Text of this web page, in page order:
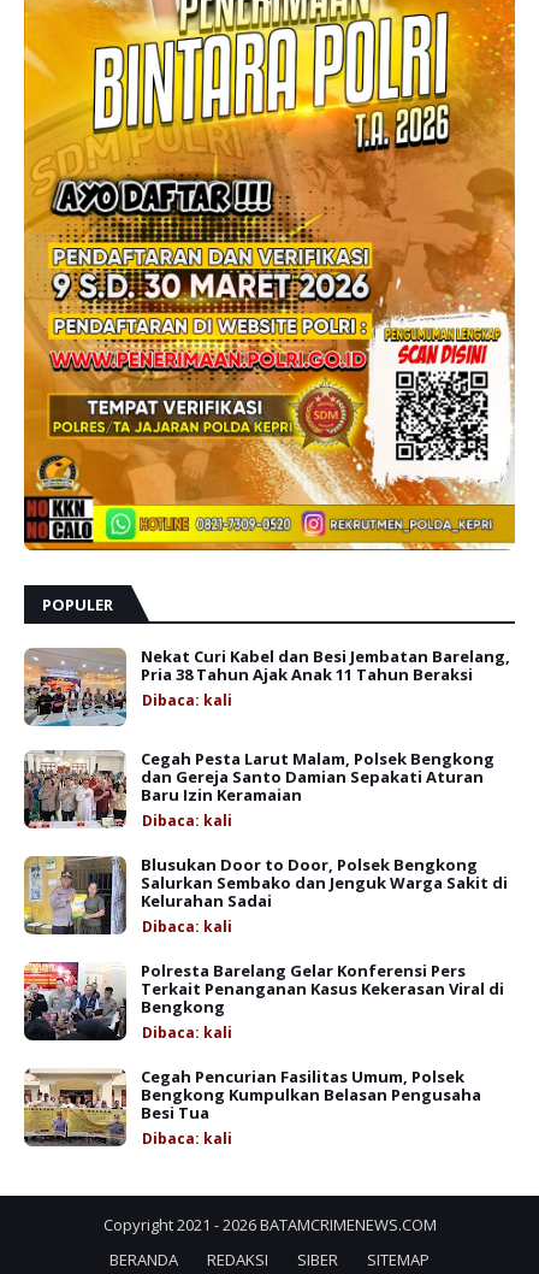
POPULER
Nekat Curi Kabel dan Besi Jembatan Barelang,
Pria 38 Tahun Ajak Anak 11 Tahun Beraksi
Dibaca: kali
Cegah Pesta Larut Malam, Polsek Bengkong
dan Gereja Santo Damian Sepakati Aturan
Baru Izin Keramaian
Dibaca: kali
Blusukan Door to Door, Polsek Bengkong
Salurkan Sembako dan Jenguk Warga Sakit di
Kelurahan Sadai
Dibaca: kali
Polresta Barelang Gelar Konferensi Pers
Terkait Penanganan Kasus Kekerasan Viral di
Bengkong
Dibaca: kali
Cegah Pencurian Fasilitas Umum, Polsek
Bengkong Kumpulkan Belasan Pengusaha
Besi Tua
Dibaca: kali
Copyright 2021 -2026BATAMCRIMENEWS.COM
BERANDA
REDAKSI SIBER SITEMAP